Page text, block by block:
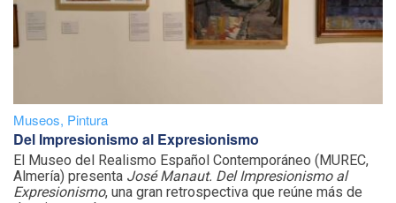
Museos, Pintura
Del Impresionismo al Expresionismo
El Museo del Realismo Español Contemporáneo (MUREC,
Almería) presenta José Manaut. Del Impresionismo al
Expresionismo, una gran retrospectiva que reúne más de